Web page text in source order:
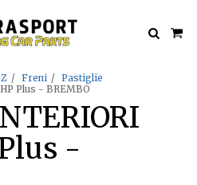
Freni
Pastiglie
Plus - BREMBO
-